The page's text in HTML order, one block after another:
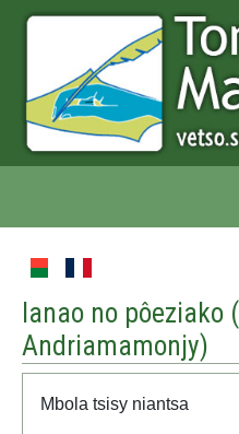
Ianao no pôeziako (
Andriamamonjy)
Mbola tsisy niantsa